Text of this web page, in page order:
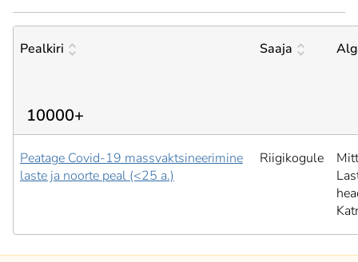
Pealkiri Saaja
10000+
Peatage Covid-19 massvaktsineerimine
laste ja noorte peal (<25 a.)
Riigikogule